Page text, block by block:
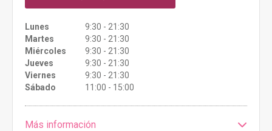
Lunes
9:30 - 21:30
Martes
9:30 - 21:30
Miércoles
9:30 - 21:30
Jueves
9:30 - 21:30
Viernes
9:30 - 21:30
Sábado
11:00 - 15:00
Más información